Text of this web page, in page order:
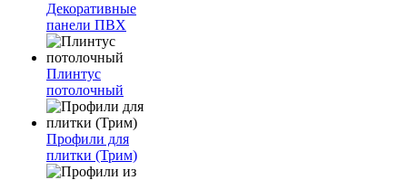
Декоративные
панели ПВХ
Плинтус
потолочный
Профили для
плитки (Трим)